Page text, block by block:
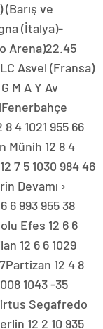
ve
(İtalya)-
Arena)22.45
Asvel (Fransa)
M A Y Av
8 4 1021 955 66
Münih 12 8 4
7 5 1030 984 46
Devamı ›
6 993 955 38
Efes 12 6 6
12 6 6 1029
12 4 8
1043 -35
Segafredo
12 2 10 935